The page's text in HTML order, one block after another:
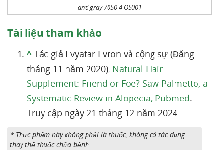
anti gray 7050 4 O5001
Tài liệu tham khảo
^ Tác giả Evyatar Evron và cộng sự (Đăng
tháng 11 năm 2020), Natural Hair
Supplement: Friend or Foe? Saw Palmetto, a
Systematic Review in Alopecia, Pubmed.
Truy cập ngày 21 tháng 12 năm 2024
* Thực phẩm này không phải là thuốc, không có tác dụng
thay thế thuốc chữa bệnh